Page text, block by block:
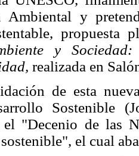
Ambiental y
propuesta
y
realizada en
de esta
Sostenible
el "Decenio de las
el cual